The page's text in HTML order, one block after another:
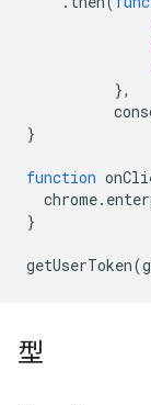
},
}
function
chrome.
}
getUserToken(
型